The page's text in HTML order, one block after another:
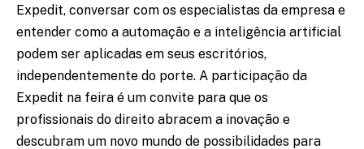
Expedit, conversar com os especialistas da empresa e
entender como a automação e a inteligência artificial
podem ser aplicadas em seus escritórios,
independentemente do porte. A participação da
Expedit na feira é um convite para que os
profissionais do direito abracem a inovação e
descubram um novo mundo de possibilidades para